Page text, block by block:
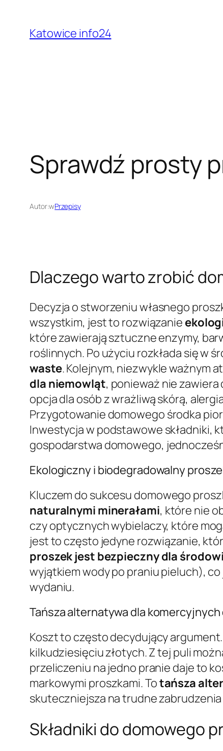
treści
Katowice info24
Sprawdź prosty
Autor:wPrzepisy
Dlaczego warto zrobić
Decyzja o stworzeniu własnego
wszystkim, jest to rozwiązanie
które zawierają sztuczne enzymy,
roślinnych. Po użyciu rozkłada się w
waste. Kolejnym, niezwykle ważnym
dla niemowląt, ponieważ nie
opcja dla osób z wrażliwą skórą,
Przygotowanie domowego środka
Inwestycja w podstawowe składniki,
gospodarstwa domowego,
Ekologiczny i biodegradowalny
Kluczem do sukcesu domowego
naturalnymi minerałami, które nie
czy optycznych wybielaczy, które
jest to często jedyne rozwiązanie,
proszek jest bezpieczny dla
wyjątkiem wody po praniu pieluch),
wydaniu.
Tańsza alternatywa dla
Koszt to często decydujący
kilkudziesięciu złotych. Z tej puli
przeliczeniu na jedno pranie daje to
markowymi proszkami. Totańsza
skuteczniejsza na trudne
Składniki do domowego